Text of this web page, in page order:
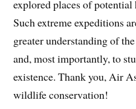
explored places of
Such extreme expeditions
greater understanding of
and, most importantly, to
existence. Thank you, Air
wildlife conservation!